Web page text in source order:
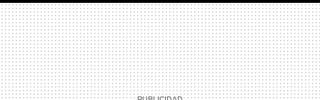
MAIL